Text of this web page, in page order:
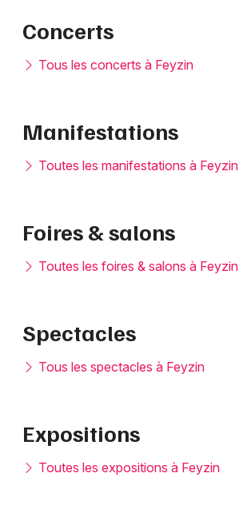
Concerts
Tous les concerts à Feyzin
Manifestations
Toutes les manifestations à Feyzin
Foires & salons
Toutes les foires & salons à Feyzin
Spectacles
Tous les spectacles à Feyzin
Expositions
Toutes les expositions à Feyzin